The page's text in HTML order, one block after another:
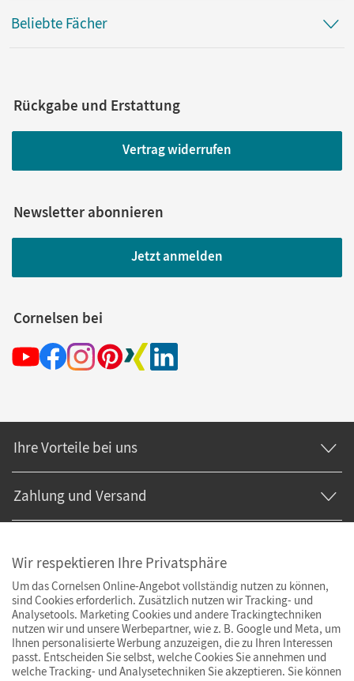
Beliebte Fächer
Rückgabe und Erstattung
Vertrag widerrufen
Newsletter abonnieren
Jetzt anmelden
Cornelsen bei
Ihre Vorteile bei uns
Zahlung und Versand
Wir respektieren Ihre Privatsphäre
Um das Cornelsen Online-Angebot vollständig nutzen zu können,
sind Cookies erforderlich. Zusätzlich nutzen wir Tracking- und
Analysetools. Marketing Cookies und andere Trackingtechniken
nutzen wir und unsere Werbepartner, wie z. B. Google und Meta, um
Ihnen personalisierte Werbung anzuzeigen, die zu Ihren Interessen
passt. Entscheiden Sie selbst, welche Cookies Sie annehmen und
welche Tracking- und Analysetechniken Sie akzeptieren. Sie können